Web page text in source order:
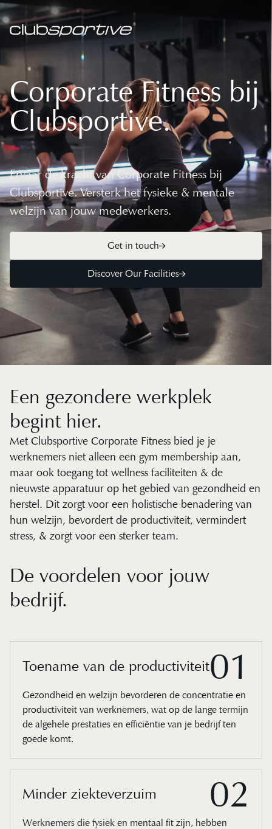
Corporate Fitness bij
Clubsportive.
Ervaar de kracht van Corporate Fitness bij
Clubsportive. Versterk het fysieke & mentale
welzijn van jouw medewerkers.
Get in touch
Discover Our Facilities
Met Clubsportive Corporate Fitness bied je je
werknemers niet alleen een gym membership aan,
maar ook toegang tot wellness faciliteiten & de
nieuwste apparatuur op het gebied van gezondheid en
herstel. Dit zorgt voor een holistische benadering van
hun welzijn, bevordert de productiviteit, vermindert
stress, & zorgt voor een sterker team.
Een gezondere werkplek
begint hier.
De voordelen voor jouw
bedrijf.
01
Toename van de productiviteit
Gezondheid en welzijn bevorderen de concentratie en
productiviteit van werknemers, wat op de lange termijn
de algehele prestaties en efficiëntie van je bedrijf ten
goede komt.
02
Minder ziekteverzuim
Werknemers die fysiek en mentaal fit zijn, hebben